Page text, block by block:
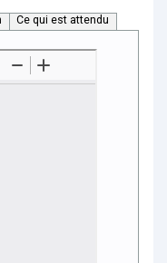
Ce qui est attendu